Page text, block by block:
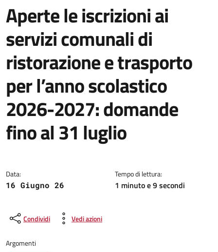
Aperte le iscrizioni ai
servizi comunali di
ristorazione e trasporto
per l’anno scolastico
2026-2027: domande
fino al 31 luglio
Data:
16 Giugno 26
Tempo di lettura:
1 minuto e 9 secondi
Condividi Vedi azioni
Argomenti